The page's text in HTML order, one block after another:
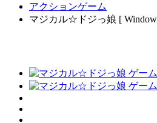
アクションゲーム
マジカル☆ドジっ娘 [